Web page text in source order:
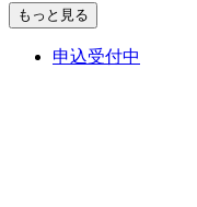
もっと見る
申込受付中